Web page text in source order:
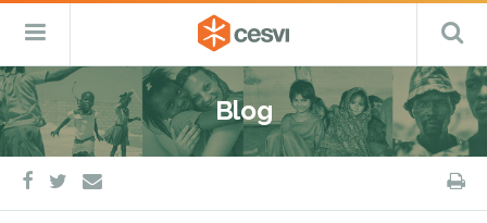
Salta
al
contenuto
CESVI
Fondazione
–
ETS
Cooperazione,
Emergenza
e
Sviluppo
Menu
Blog
facebook
twitter
e-
mail